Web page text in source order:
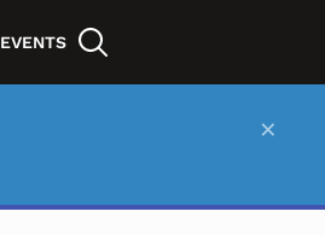
EVENTS
×